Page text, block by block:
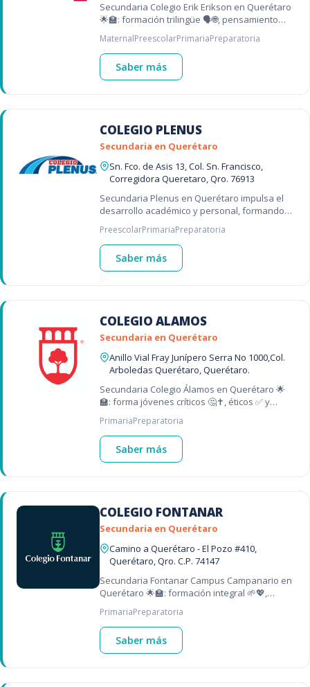
Secundaria Colegio Erik Erikson en Querétaro
🌟🏫: formación trilingüe 🗣️🌐, pensamiento
crítico 🤔 y creatividad 🎨 – una de las mejores
escuelas de Querétaro 📍
MaternalPreescolarPrimariaPreparatoria
Saber más
COLEGIO PLENUS
Secundaria en Querétaro
Sn. Fco. de Asis 13, Col. Sn. Francisco,
Corregidora Queretaro, Qro. 76913
Secundaria Plenus en Querétaro impulsa el
desarrollo académico y personal, formando
jóvenes autónomos.
PreescolarPrimariaPreparatoria
Saber más
COLEGIO ALAMOS
Secundaria en Querétaro
Anillo Vial Fray Junípero Serra No 1000,Col.
Arboledas Querétaro, Querétaro.
Secundaria Colegio Álamos en Querétaro 🌟
🏫: forma jóvenes críticos 🤔✝️, éticos ✅ y
mejores secundarias en Querétaro 📍
PrimariaPreparatoria
Saber más
COLEGIO FONTANAR
Secundaria en Querétaro
Camino a Querétaro - El Pozo #410,
Querétaro, Qro. C.P. 74147
Secundaria Fontanar Campus Campanario en
Querétaro 🌟🏫: formación integral 🌱💖,
una de las mejores secundarias en Querét
PrimariaPreparatoria
Saber más